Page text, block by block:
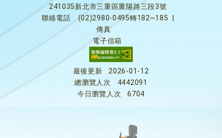
241035新北市三重區重陽路三段3號
聯絡電話
(02)2980-0495轉182~185
傳真
電子信箱
最後更新
2026-01-12
總瀏覽人次
4442091
今日瀏覽人次
6704